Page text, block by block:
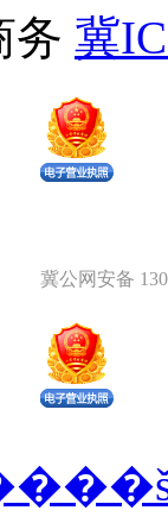
务 冀
冀公网安备